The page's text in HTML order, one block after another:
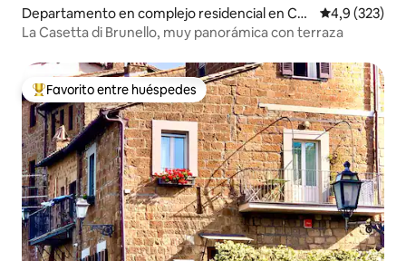
Departamento en complejo residencial en Cas
telnuovo dell’Abate
Calificación
4,9 (323)
La Casetta di Brunello, muy panorámica con terraza
Favorito entre los huéspedes más destacados
Favorito entre huéspedes